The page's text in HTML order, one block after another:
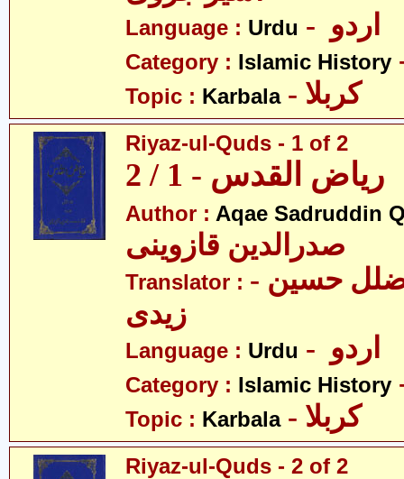
Language : Urdu
Category : Islamic History
Topic : Karbala - کربلا
Riyaz-ul-Quds - 1 of 2
ریاض القدس - 1 / 2
Author : Aqae Sadruddin
Translator : - مولانا سیّد ضلل حسین
زیدی
Language : Urdu
Category : Islamic History
Topic : Karbala - کربلا
Riyaz-ul-Quds - 2 of 2